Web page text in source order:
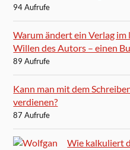
94 Aufrufe
Warum ändert ein Verlag
Willen des Autors – einen
89 Aufrufe
Kann man mit dem
verdienen?
87 Aufrufe
Wie kalkuliert